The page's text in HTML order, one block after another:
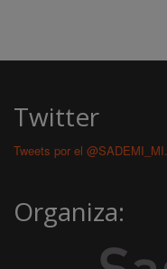
Twitter
Tweets por el @SADEMI_MI.
Organiza: